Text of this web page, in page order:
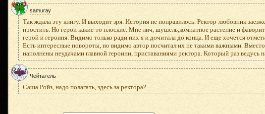
samuray
Так ждала эту книгу. И выходит зря. История не понравилось. Ректор-любовник
простить. Но герои какие-то плоские. Мне лич, шушель,комнатное растение и
герой и героиня. Видимо только ради них я и дочитала до конца. И еще хочется
Есть интересные повороты, но видимо автор посчитал их не такими важными.
наполнены неудачами главной героини, приставаниями ректора. Который раз
Чейтатель
Саша Ройз, надо полагать, здесь за ректора?